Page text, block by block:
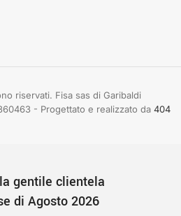
riservati. Fisa sas di Garibaldi
- Progettato e realizzato da 404
gentile clientela
di Agosto 2026